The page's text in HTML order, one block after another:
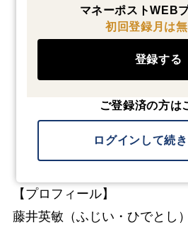
マネーポストWEB
初回登録月は無
登録する
ご登録済の方は
ログインして続
【プロフィール】
藤井英敏（ふじい・ひでとし